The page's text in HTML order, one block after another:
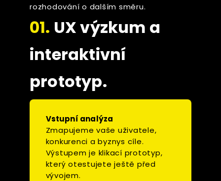
rozhodování o dalším směru.
01. UX výzkum a
interaktivní
prototyp.
Vstupní analýza
Zmapujeme vaše uživatele,
konkurenci a byznys cíle.
Výstupem je klikací prototyp,
který otestujete ještě před
vývojem.